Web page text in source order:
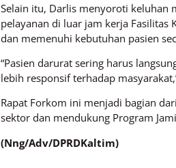
Selain itu, Darlis menyoroti keluhan
pelayanan di luar jam kerja Fasilitas
dan memenuhi kebutuhan pasien
“Pasien darurat sering harus
lebih responsif terhadap
Rapat Forkom ini menjadi bagian
sektor dan mendukung Program
(Nng/Adv/DPRDKaltim)